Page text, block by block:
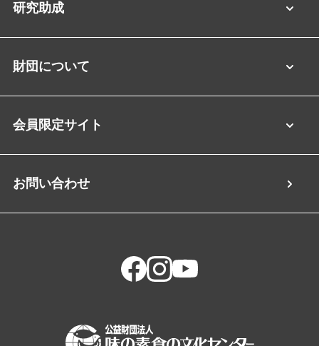
研究助成
財団について
会員限定サイト
お問い合わせ